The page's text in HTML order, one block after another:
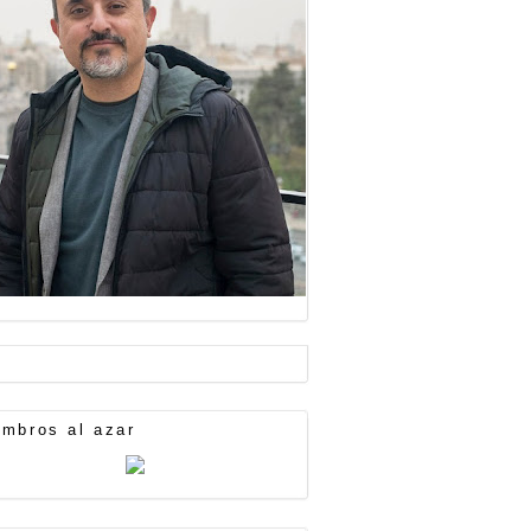
al azar